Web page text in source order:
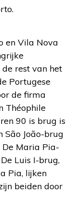
en Vila Nova
rest van het
Portugese
de firma
Théophile
90 is brug is
São João-brug
De Maria Pia-
Luis I-brug,
Pia, lijken
beiden door